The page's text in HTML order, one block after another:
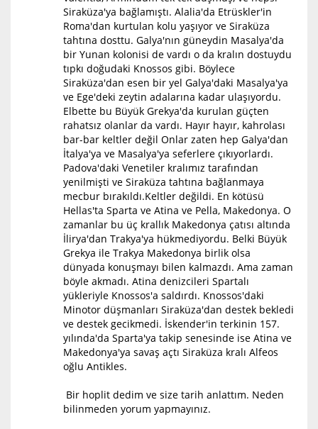
Siraküza'ya bağlamıştı. Alalia'da Etrüskler'in
Roma'dan kurtulan kolu yaşıyor ve Siraküza
tahtına dosttu. Galya'nın güneydin Masalya'da
bir Yunan kolonisi de vardı o da kralın dostuydu
tıpkı doğudaki Knossos gibi. Böylece
Siraküza'dan esen bir yel Galya'daki Masalya'ya
ve Ege'deki zeytin adalarına kadar ulaşıyordu.
Elbette bu Büyük Grekya'da kurulan güçten
rahatsız olanlar da vardı. Hayır hayır, kahrolası
bar-bar keltler değil Onlar zaten hep Galya'dan
İtalya'ya ve Masalya'ya seferlere çıkıyorlardı.
Padova'daki Venetiler kralımız tarafından
yenilmişti ve Siraküza tahtına bağlanmaya
mecbur bırakıldı.Keltler değildi. En kötüsü
Hellas'ta Sparta ve Atina ve Pella, Makedonya. O
zamanlar bu üç krallık Makedonya çatısı altında
İlirya'dan Trakya'ya hükmediyordu. Belki Büyük
Grekya ile Trakya Makedonya birlik olsa
dünyada konuşmayı bilen kalmazdı. Ama zaman
böyle akmadı. Atina denizcileri Spartalı
yükleriyle Knossos'a saldırdı. Knossos'daki
Minotor düşmanları Siraküza'dan destek bekledi
ve destek gecikmedi. İskender'in terkinin 157.
yılında'da Sparta'ya takip senesinde ise Atina ve
Makedonya'ya savaş açtı Siraküza kralı Alfeos
oğlu Antikles.
Bir hoplit dedim ve size tarih anlattım. Neden
bilinmeden yorum yapmayınız.